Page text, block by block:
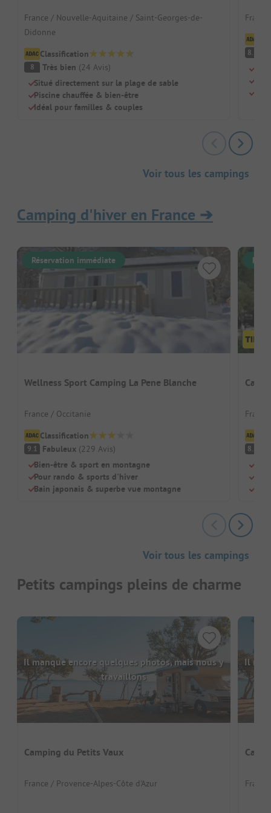
France / Nouvelle-Aquitaine / Saint-Georges-de-
Didonne
Classification
8 Très bien (24 Avis)
Situé directement sur la plage de sable
Piscine chauffée & bien-être
Idéal pour familles & couples
8.5
Voir tous les campings
Camping d'hiver en France ➔
Réservation immédiate
Wellness Sport Camping La Pene Blanche
France / Occitanie
Classification
9.1 Fabuleux (229 Avis)
Bien-être & sport en montagne
Pour rando & sports d'hiver
Bain japonais & superbe vue montagne
8.3
Voir tous les campings
Petits campings pleins de charme
Il manque encore quelques photos, mais nous y
travaillons
Camping du Petits Vaux
France / Provence-Alpes-Côte d'Azur
Il